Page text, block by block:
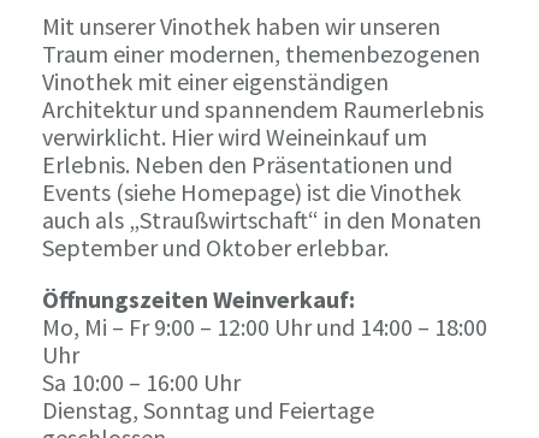
Mit unserer Vinothek haben wir unseren
Traum einer modernen, themenbezogenen
Vinothek mit einer eigenständigen
Architektur und spannendem Raumerlebnis
verwirklicht. Hier wird Weineinkauf um
Erlebnis. Neben den Präsentationen und
Events (siehe Homepage) ist die Vinothek
auch als „Straußwirtschaft“ in den Monaten
September und Oktober erlebbar.
Öffnungszeiten Weinverkauf:
Mo, Mi – Fr 9:00 – 12:00 Uhr und 14:00 – 18:00
Uhr
Sa 10:00 – 16:00 Uhr
Dienstag, Sonntag und Feiertage